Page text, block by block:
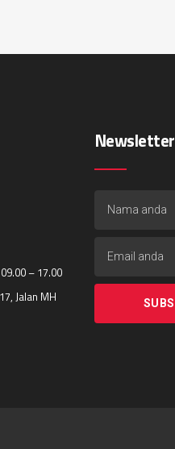
– 17.00
Jalan MH
Newsletter